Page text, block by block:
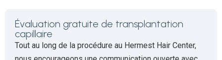
Évaluation gratuite de transplantation
capillaire
Tout au long de la procédure au Hermest Hair Center,